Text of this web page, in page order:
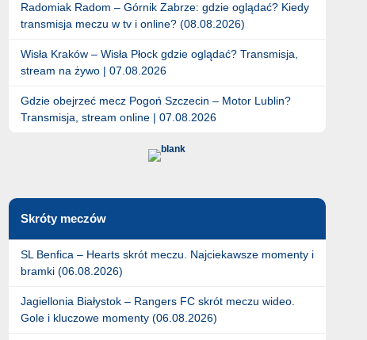
Radomiak Radom – Górnik Zabrze: gdzie oglądać? Kiedy
transmisja meczu w tv i online? (08.08.2026)
Wisła Kraków – Wisła Płock gdzie oglądać? Transmisja,
stream na żywo | 07.08.2026
Gdzie obejrzeć mecz Pogoń Szczecin – Motor Lublin?
Transmisja, stream online | 07.08.2026
Skróty meczów
SL Benfica – Hearts skrót meczu. Najciekawsze momenty i
bramki (06.08.2026)
Jagiellonia Białystok – Rangers FC skrót meczu wideo.
Gole i kluczowe momenty (06.08.2026)